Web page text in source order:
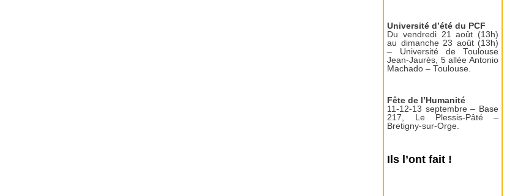
Université d’été du PCF
Du vendredi 21 août (13h)
au dimanche 23 août (13h)
– Université de Toulouse
Jean-Jaurès, 5 allée Antonio
Machado – Toulouse.
Fête de l’Humanité
11-12-13 septembre – Base
217, Le Plessis-Pâté –
Bretigny-sur-Orge.
Ils l’ont fait !